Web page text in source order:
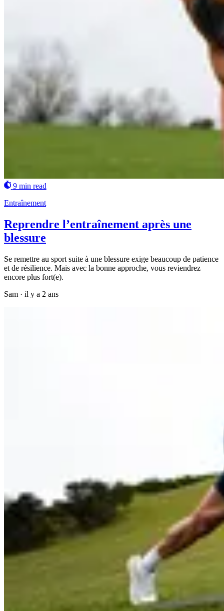
9 min read
Entraînement
Reprendre l’entraînement après une
blessure
Se remettre au sport suite à une blessure exige beaucoup de patience
et de résilience. Mais avec la bonne approche, vous reviendrez
encore plus fort(e).
Sam · il y a 2 ans